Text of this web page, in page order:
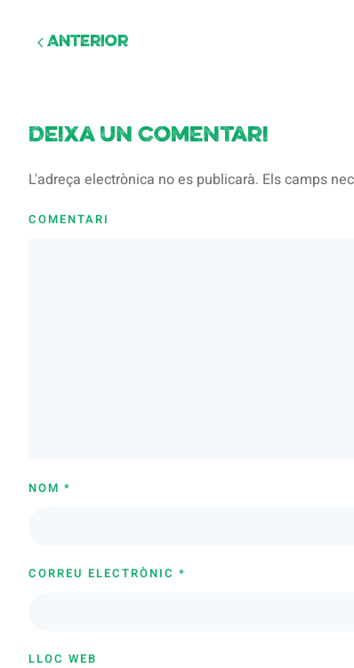
Anterior
Deixa un comentari
L'adreça electrònica no es publicarà. Els camps
COMENTARI
NOM *
CORREU ELECTRÒNIC *
LLOC WEB